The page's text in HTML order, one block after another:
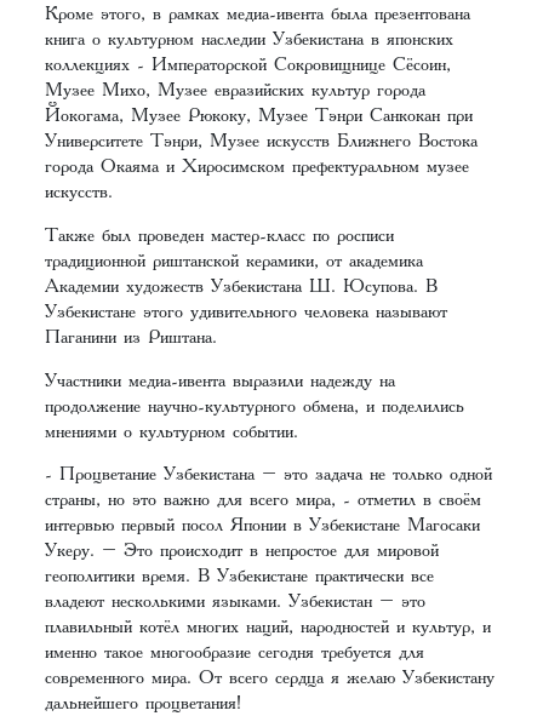
Кроме этого, в рамках медиа-ивента была презентована
книга о культурном наследии Узбекистана в японских
коллекциях - Императорской Сокровищнице Сёсоин,
Музее Михо, Музее евразийских культур города
Йокогама, Музее Рюкоку, Музее Тэнри Санкокан при
Университете Тэнри, Музее искусств Ближнего Востока
города Окаяма и Хиросимском префектуральном музее
искусств.
Также был проведен мастер-класс по росписи
традиционной риштанской керамики, от академика
Академии художеств Узбекистана Ш. Юсупова. В
Узбекистане этого удивительного человека называют
Паганини из Риштана.
Участники медиа-ивента выразили надежду на
продолжение научно-культурного обмена, и поделились
мнениями о культурном событии.
- Процветание Узбекистана – это задача не только одной
страны, но это важно для всего мира, - отметил в своём
интервью первый посол Японии в Узбекистане Магосаки
Укеру. – Это происходит в непростое для мировой
геополитики время. В Узбекистане практически все
владеют несколькими языками. Узбекистан – это
плавильный котёл многих наций, народностей и культур, и
именно такое многообразие сегодня требуется для
современного мира. От всего сердца я желаю Узбекистану
дальнейшего процветания!